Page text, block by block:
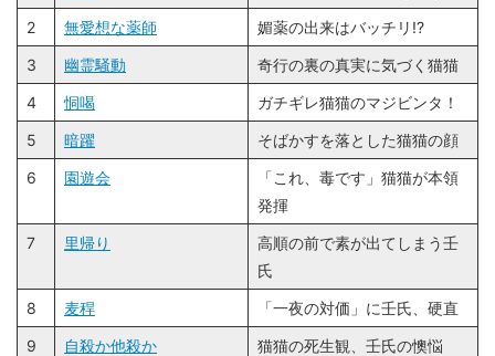
2
無愛想な薬師
媚薬の出来はバッチリ!?
3
幽霊騒動
奇行の裏の真実に気づく猫猫
4
恫喝
ガチギレ猫猫のマジビンタ！
5
暗躍
そばかすを落とした猫猫の顔
6
園遊会
「これ、毒です」猫猫が本領
発揮
7
里帰り
高順の前で素が出てしまう壬
氏
8
麦稈
「一夜の対価」に壬氏、硬直
9
自殺か他殺か
猫猫の死生観、壬氏の懊悩